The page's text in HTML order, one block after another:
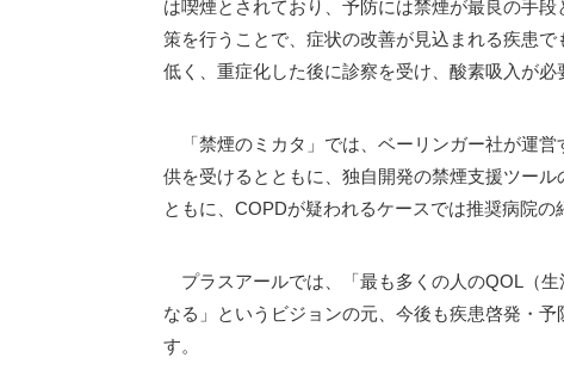
は喫煙とされており、予防には禁煙が最良の手
策を行うことで、症状の改善が見込まれる疾患
低く、重症化した後に診察を受け、酸素吸入が
「禁煙のミカタ」では、ベーリンガー社が運
供を受けるとともに、独自開発の禁煙支援ツー
ともに、COPDが疑われるケースでは推奨病院の
プラスアールでは、「最も多くの人のQOL（
なる」というビジョンの元、今後も疾患啓発・
す。